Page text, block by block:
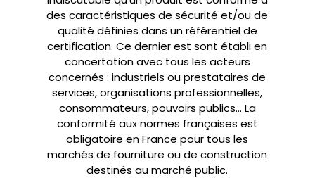
des caractéristiques de sécurité et/ou de
qualité définies dans un référentiel de
certification. Ce dernier est sont établi en
concertation avec tous les acteurs
concernés : industriels ou prestataires de
services, organisations professionnelles,
consommateurs, pouvoirs publics… La
conformité aux normes françaises est
obligatoire en France pour tous les
marchés de fourniture ou de construction
destinés au marché public.